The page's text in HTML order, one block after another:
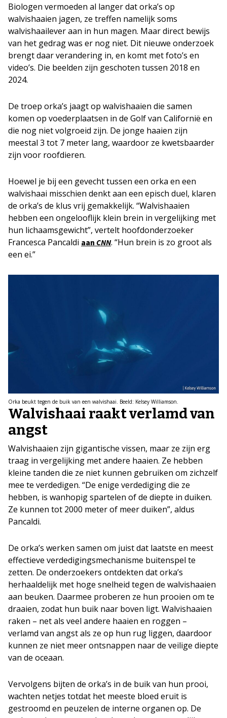
Biologen vermoeden al langer dat orka’s op
walvishaaien jagen, ze treffen namelijk soms
walvishaailever aan in hun magen. Maar direct bewijs
van het gedrag was er nog niet. Dit nieuwe onderzoek
brengt daar verandering in, en komt met foto’s en
video’s. Die beelden zijn geschoten tussen 2018 en
2024.
De troep orka’s jaagt op walvishaaien die samen
komen op voederplaatsen in de Golf van Californië en
die nog niet volgroeid zijn. De jonge haaien zijn
meestal 3 tot 7 meter lang, waardoor ze kwetsbaarder
zijn voor roofdieren.
Hoewel je bij een gevecht tussen een orka en een
walvishaai misschien denkt aan een episch duel, klaren
de orka’s de klus vrij gemakkelijk. “Walvishaaien
hebben een ongelooflijk klein brein in vergelijking met
hun lichaamsgewicht”, vertelt hoofdonderzoeker
Francesca Pancaldi aan CNN. “Hun brein is zo groot als
een ei.”
Orka beukt tegen de buik van een walvishaai. Beeld: Kelsey Williamson.
Walvishaai raakt verlamd van
angst
Walvishaaien zijn gigantische vissen, maar ze zijn erg
traag in vergelijking met andere haaien. Ze hebben
kleine tanden die ze niet kunnen gebruiken om zichzelf
mee te verdedigen. “De enige verdediging die ze
hebben, is wanhopig spartelen of de diepte in duiken.
Ze kunnen tot 2000 meter of meer duiken”, aldus
Pancaldi.
De orka’s werken samen om juist dat laatste en meest
effectieve verdedigingsmechanisme buitenspel te
zetten. De onderzoekers ontdekten dat orka’s
herhaaldelijk met hoge snelheid tegen de walvishaaien
aan beuken. Daarmee proberen ze hun prooien om te
draaien, zodat hun buik naar boven ligt. Walvishaaien
raken – net als veel andere haaien en roggen –
verlamd van angst als ze op hun rug liggen, daardoor
kunnen ze niet meer ontsnappen naar de veilige diepte
van de oceaan.
Vervolgens bijten de orka’s in de buik van hun prooi,
wachten netjes totdat het meeste bloed eruit is
gestroomd en peuzelen de interne organen op. De